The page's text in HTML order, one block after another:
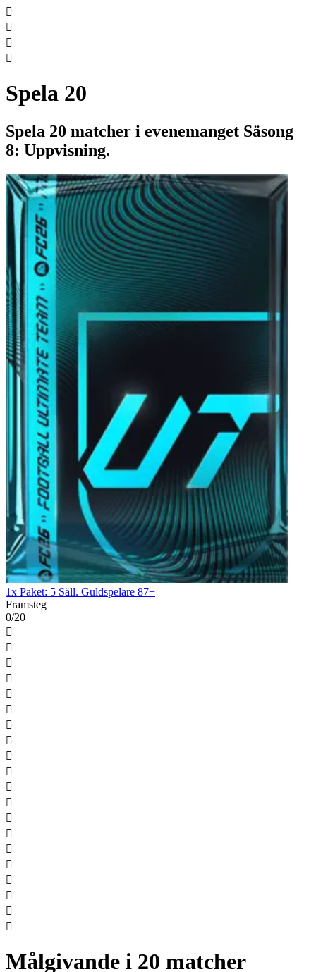




Spela 20
Spela 20 matcher i evenemanget Säsong
8: Uppvisning.
1x Paket: 5 Säll. Guldspelare 87+
Framsteg
0/20




















Målgivande i 20 matcher